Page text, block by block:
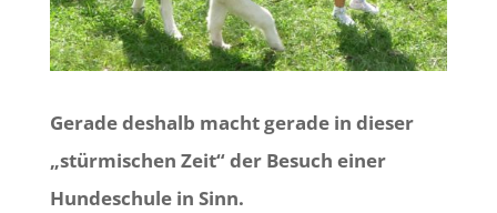
Gerade deshalb macht gerade in dieser
„stürmischen Zeit“ der Besuch einer
Hundeschule in Sinn.